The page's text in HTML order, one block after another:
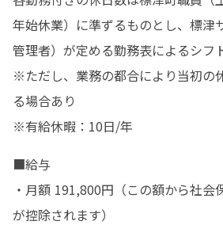
年始休業）に準ずるものとし、標津
管理者）が定める勤務表によるシフ
※ただし、業務の都合により当初の
る場合あり
※有給休暇：10日/年
■給与
・月額 191,800円（この額から社会
が控除されます）